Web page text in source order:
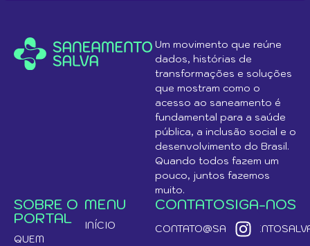
Um movimento que reúne
dados, histórias de
transformações e soluções
que mostram como o
acesso ao saneamento é
fundamental para a saúde
pública, a inclusão social e o
desenvolvimento do Brasil.
Quando todos fazem um
pouco, juntos fazemos
muito.
SOBRE O
PORTAL
QUEM
MENU
INÍCIO
CONTATOSIGA-NOS